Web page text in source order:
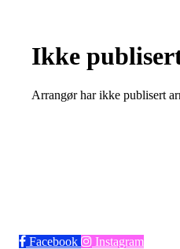
Ikke
Arrangør har ikke publisert
Facebook Instagram